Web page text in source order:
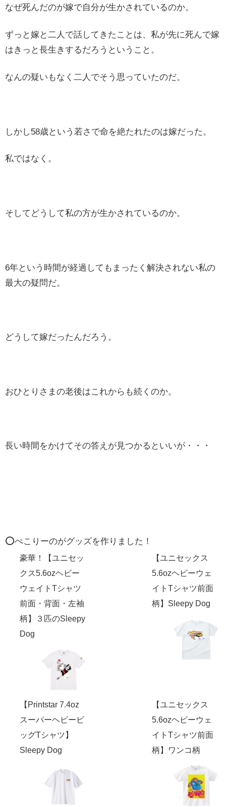
なぜ死んだのが嫁で自分が生かされているのか。
ずっと嫁と二人で話してきたことは、私が先に死んで嫁
はきっと長生きするだろうということ。
なんの疑いもなく二人でそう思っていたのだ。
しかし58歳という若さで命を絶たれたのは嫁だった。
私ではなく。
そしてどうして私の方が生かされているのか。
6年という時間が経過してもまったく解決されない私の
最大の疑問だ。
どうして嫁だったんだろう。
おひとりさまの老後はこれからも続くのか。
長い時間をかけてその答えが見つかるといいが・・・
⭕️ぺこりーのがグッズを作りました！
豪華！【ユニセッ
クス5.6ozヘビー
ウェイトTシャツ
前面・背面・左袖
柄】３匹のSleepy
Dog
【ユニセックス
5.6ozヘビーウェ
イトTシャツ前面
柄】Sleepy Dog
【Printstar 7.4oz
スーパーヘビービ
ッグTシャツ】
Sleepy Dog
【ユニセックス
5.6ozヘビーウェ
イトTシャツ前面
柄】ワンコ柄